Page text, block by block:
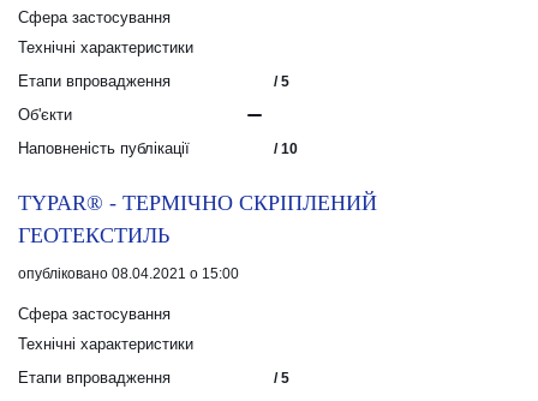
Сфера застосування
Технічні характеристики
Етапи впровадження
/ 5
Об'єкти
Наповненість публікації
/ 10
TYPAR® - ТЕРМІЧНО СКРІПЛЕНИЙ
ГЕОТЕКСТИЛЬ
опубліковано 08.04.2021 о 15:00
Сфера застосування
Технічні характеристики
Етапи впровадження
/ 5